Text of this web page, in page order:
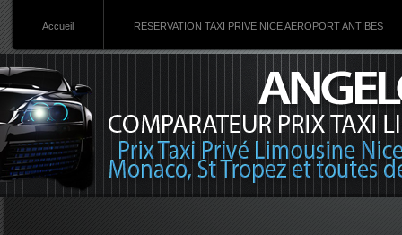
Accueil RESERVATION TAXI PRIVE NICE AEROPORT ANTIBES